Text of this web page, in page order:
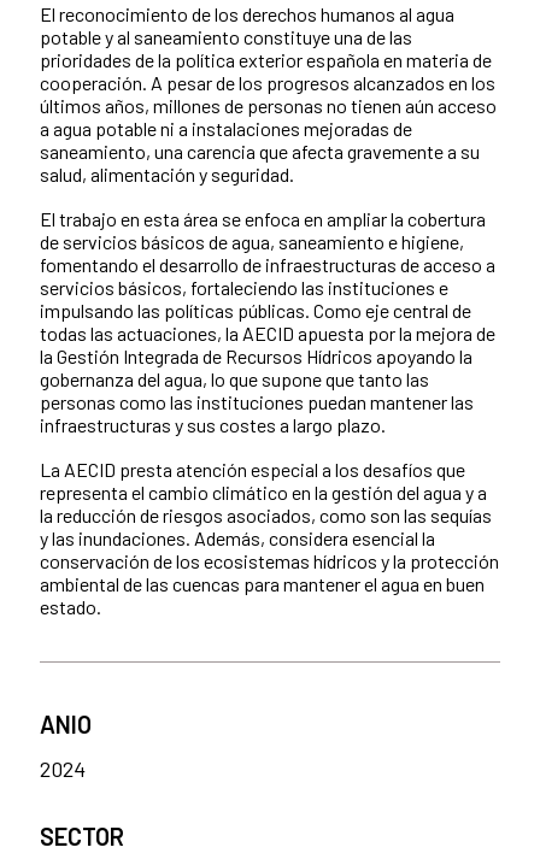
El reconocimiento de los derechos humanos al agua
potable y al saneamiento constituye una de las
prioridades de la política exterior española en materia de
cooperación. A pesar de los progresos alcanzados en los
últimos años, millones de personas no tienen aún acceso
a agua potable ni a instalaciones mejoradas de
saneamiento, una carencia que afecta gravemente a su
salud, alimentación y seguridad.
El trabajo en esta área se enfoca en ampliar la cobertura
de servicios básicos de agua, saneamiento e higiene,
fomentando el desarrollo de infraestructuras de acceso a
servicios básicos, fortaleciendo las instituciones e
impulsando las políticas públicas. Como eje central de
todas las actuaciones, la AECID apuesta por la mejora de
la Gestión Integrada de Recursos Hídricos apoyando la
gobernanza del agua, lo que supone que tanto las
personas como las instituciones puedan mantener las
infraestructuras y sus costes a largo plazo.
La AECID presta atención especial a los desafíos que
representa el cambio climático en la gestión del agua y a
la reducción de riesgos asociados, como son las sequías
y las inundaciones. Además, considera esencial la
conservación de los ecosistemas hídricos y la protección
ambiental de las cuencas para mantener el agua en buen
estado.
ANIO
2024
SECTOR